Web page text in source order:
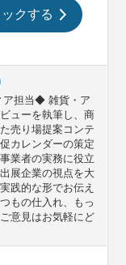
クする
ア担当◆ 雑貨・ア
ューを執筆し、商
売り場提案コンテ
カレンダーの策定
業者の実務に役立
展企業の視点を大
践的な形でお伝え
もの仕入れ、もっ
意見はお気軽にど